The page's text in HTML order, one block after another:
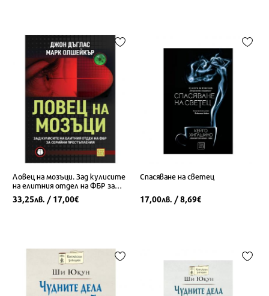
Ловец на мозъци. Зад кулисите
на елитния отдел на ФБР за
серийни престъпления
33,25лв. / 17,00€
Спасяване на светец
17,00лв. / 8,69€